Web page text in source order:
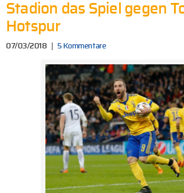
Stadion das Spiel gegen
Hotspur
07/03/2018 5 Kommentare